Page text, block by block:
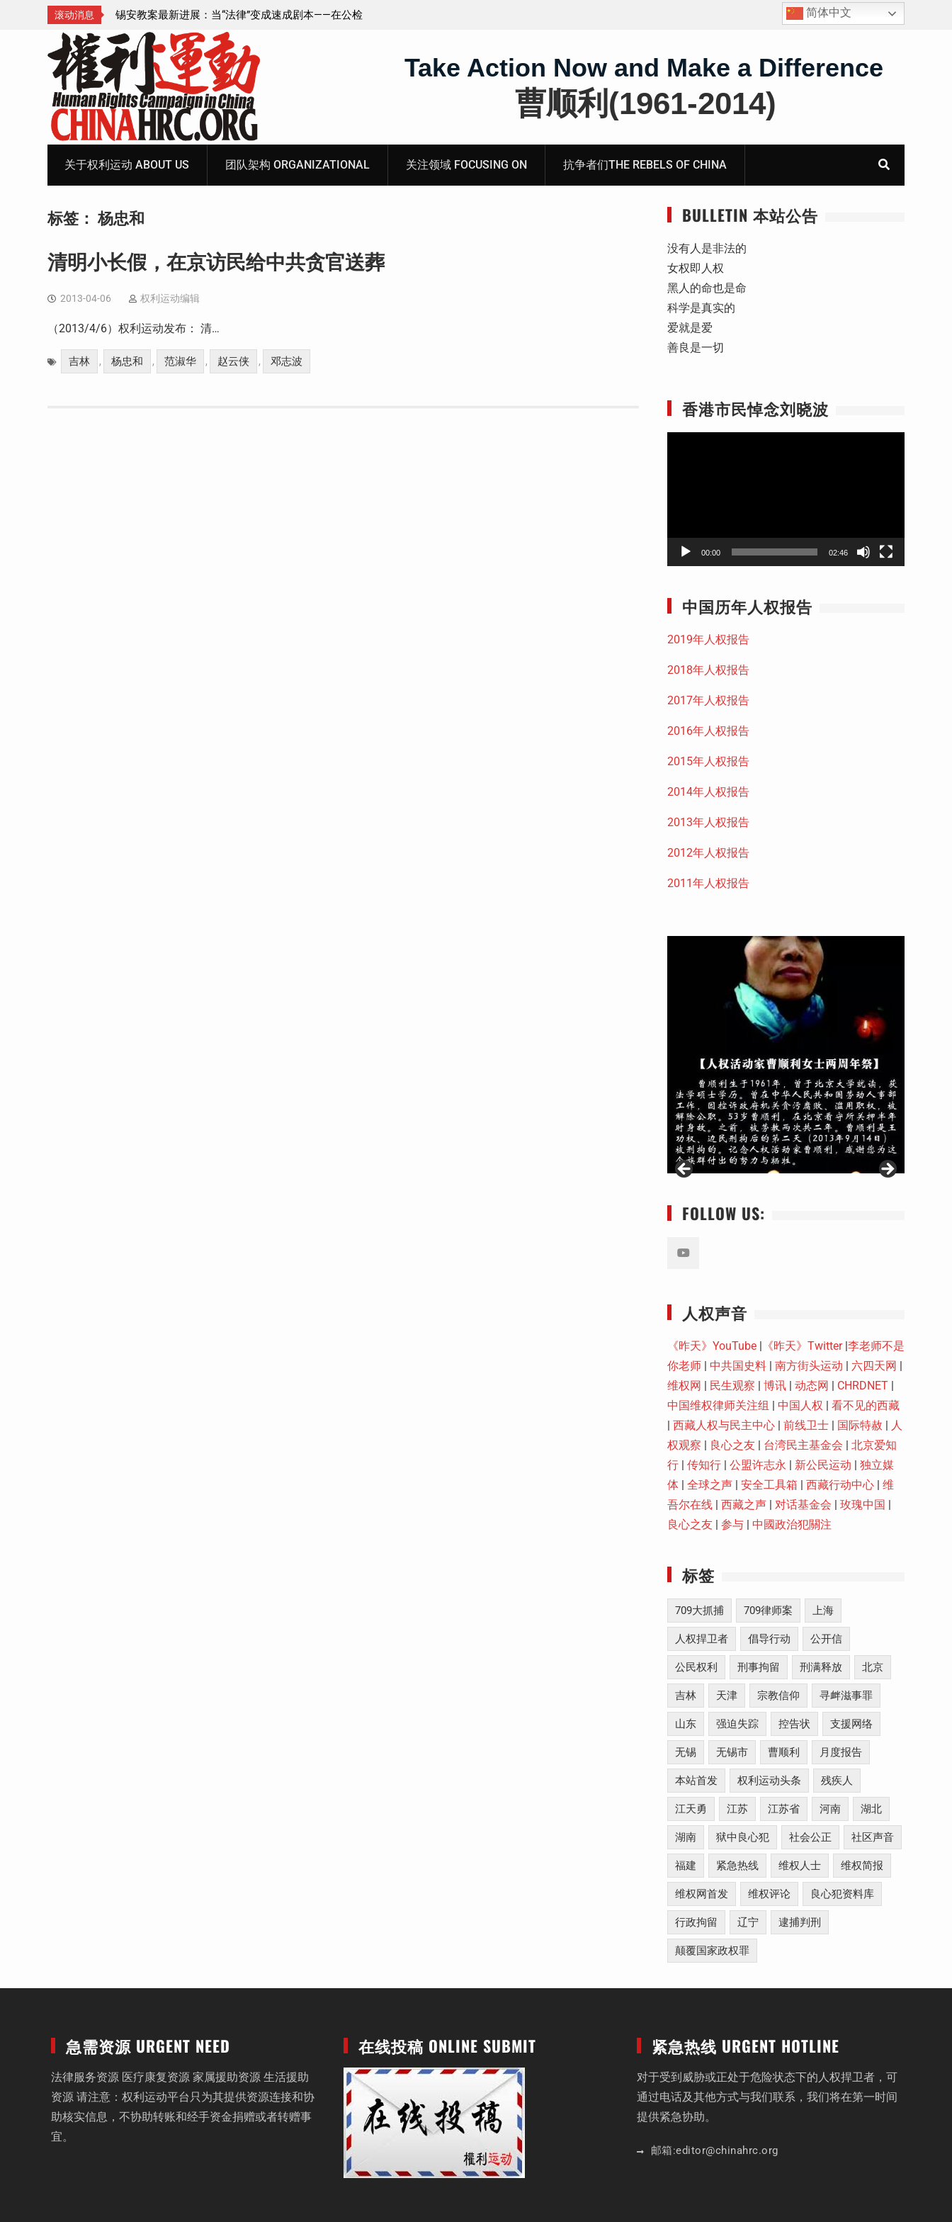
滚动消息
速成剧本——在公检 锡安教案王聪女士被抓更多细节曝光 之一
获刑8年的安徽省合肥市法轮功学员、软件工程师唐志
简体中文
Take Action Now and Make a Difference
曹顺利(1961-2014)
关于权利运动 ABOUT US 团队架构 ORGANIZATIONAL 关注领域 FOCUSING ON 抗争者们THE REBELS OF CHINA
标签：杨忠和
清明小长假，在京访民给中共贪官送葬
2013-04-06 权利运动编辑
（2013/4/6）权利运动发布： 清…
吉林 , 杨忠和 , 范淑华 , 赵云侠 , 邓志波
BULLETIN 本站公告
没有人是非法的
女权即人权
黑人的命也是命
科学是真实的
爱就是爱
善良是一切
香港市民悼念刘晓波
00:00 02:46
中国历年人权报告
2019年人权报告
2018年人权报告
2017年人权报告
2016年人权报告
2015年人权报告
2014年人权报告
2013年人权报告
2012年人权报告
2011年人权报告
FOLLOW US:
人权声音
《昨天》YouTube | 《昨天》Twitter|李老师不是
你老师 | 中共国史料 | 南方街头运动 | 六四天网 |
维权网 | 民生观察 | 博讯 | 动态网 | CHRDNET |
中国维权律师关注组 | 中国人权 | 看不见的西藏
| 西藏人权与民主中心 | 前线卫士 | 国际特赦 | 人
权观察 | 良心之友 | 台湾民主基金会 | 北京爱知
行 | 传知行 | 公盟许志永 | 新公民运动 | 独立媒
体 | 全球之声 | 安全工具箱 | 西藏行动中心 | 维
吾尔在线 | 西藏之声 | 对话基金会 | 玫瑰中国 |
良心之友 | 参与 | 中國政治犯關注
标签
709大抓捕 709律师案 上海
人权捍卫者 倡导行动 公开信
公民权利 刑事拘留 刑满释放 北京
吉林 天津 宗教信仰 寻衅滋事罪
山东 强迫失踪 控告状 支援网络
无锡 无锡市 曹顺利 月度报告
本站首发 权利运动头条 残疾人
江天勇 江苏 江苏省 河南 湖北
湖南 狱中良心犯 社会公正 社区声音
福建 紧急热线 维权人士 维权简报
维权网首发 维权评论 良心犯资料库
行政拘留 辽宁 逮捕判刑
颠覆国家政权罪
急需资源 URGENT NEED
法律服务资源 医疗康复资源 家属援助资源 生活援助
资源 请注意：权利运动平台只为其提供资源连接和协
助核实信息，不协助转账和经手资金捐赠或者转赠事
宜。
在线投稿 ONLINE SUBMIT 紧急热线 URGENT HOTLINE
对于受到威胁或正处于危险状态下的人权捍卫者，可
通过电话及其他方式与我们联系，我们将在第一时间
提供紧急协助。
邮箱:editor@chinahrc.org